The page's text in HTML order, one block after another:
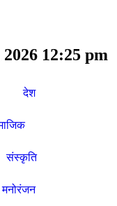
12:25 pm
देश
संस्कृति
मनोरंजन